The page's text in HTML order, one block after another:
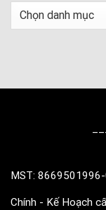
MST:
Chính - Kế Hoạch